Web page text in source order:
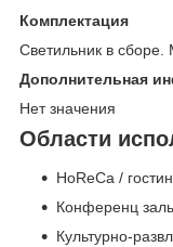
Комплектация
Светильник в сборе.
Дополнительная
Нет значения
Области
HoReCa /
Конференц
Культурно-